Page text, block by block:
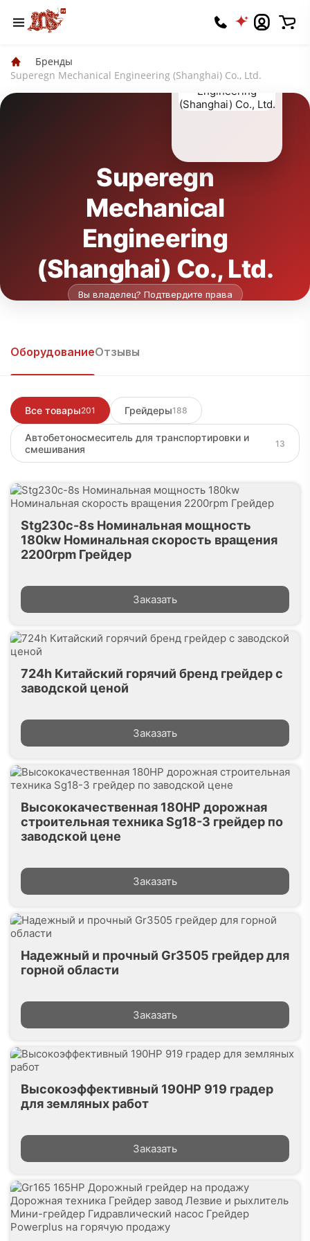
Бренды
Superegn Mechanical Engineering (Shanghai) Co., Ltd.
Superegn
Mechanical
Engineering
(Shanghai) Co., Ltd.
Вы владелец? Подтвердите права
Войти, чтобы написать
ОборудованиеОтзывы
Все товары201 Грейдеры188
Автобетоносмеситель для транспортировки и
смешивания
13
Stg230c-8s Номинальная мощность
180kw Номинальная скорость вращения
2200rpm Грейдер
Заказать
724h Китайский горячий бренд грейдер с
заводской ценой
Заказать
Высококачественная 180HP дорожная
строительная техника Sg18-3 грейдер по
заводской цене
Заказать
Надежный и прочный Gr3505 грейдер для
горной области
Заказать
Высокоэффективный 190HP 919 градер
для земляных работ
Заказать